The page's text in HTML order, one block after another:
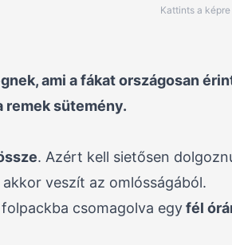
Kattints a
ami a fákat országosan
remek sütemény.
. Azért kell sietősen
veszít az omlósságából.
csomagolva egyfél